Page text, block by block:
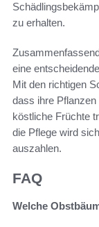
zu erhalten.
eine
Mit den richtigen
dass ihre
köstliche Früchte
die Pflege wird
auszahlen.
FAQ
Welche